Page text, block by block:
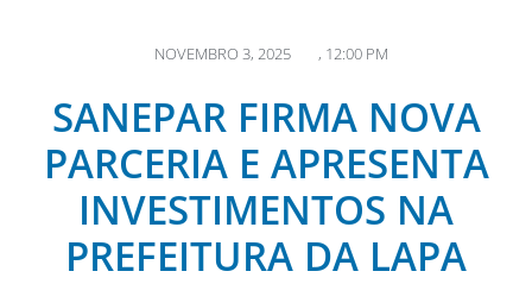
NOVEMBRO 3, 2025 , 12:00 PM
SANEPAR FIRMA NOVA
PARCERIA E APRESENTA
INVESTIMENTOS NA
PREFEITURA DA LAPA